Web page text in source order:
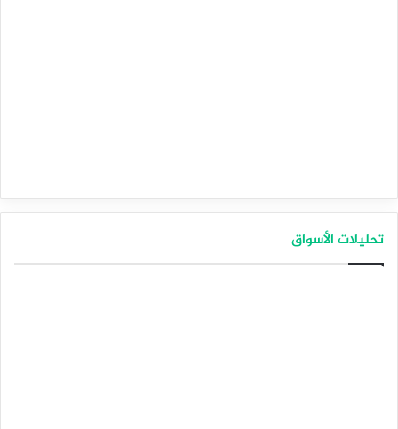
تحليلات الأسواق